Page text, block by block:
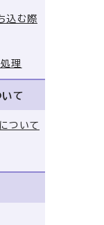
込む際
理
て
ついて